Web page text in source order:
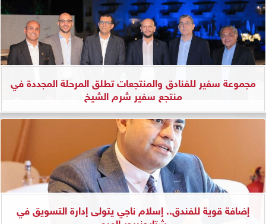
مجموعة سفير للفنادق والمنتجعات تطلق المرحلة المجددة في
منتجع سفير شرم الشيخ
إضافة قوية للفندق.. إسلام ناجي يتولى إدارة التسويق في